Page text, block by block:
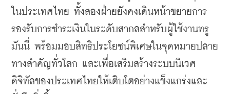
ในประเทศไทย ทั้งสองฝ่ายยังคงเดินหน้าขยายการ
รองรับการชำระเงินในระดับสากลสำหรับผู้ใช้งานทรู
มันนี่ พร้อมมอบสิทธิประโยชน์พิเศษในจุดหมายปลาย
ทางสำคัญทั่วโลก และเพื่อเสริมสร้างระบบนิเวศ
ดิจิทัลของประเทศไทยให้เติบโตอย่างแข็งแกร่งและ